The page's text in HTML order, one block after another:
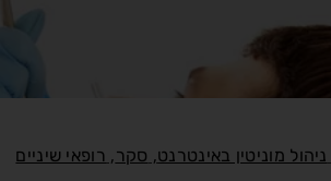
ניהול מוניטין באינטרנט, סקר, רופאי שיניים